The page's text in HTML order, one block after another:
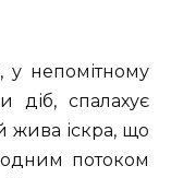
у непомітному
діб, спалахує
жива іскра, що
потоком